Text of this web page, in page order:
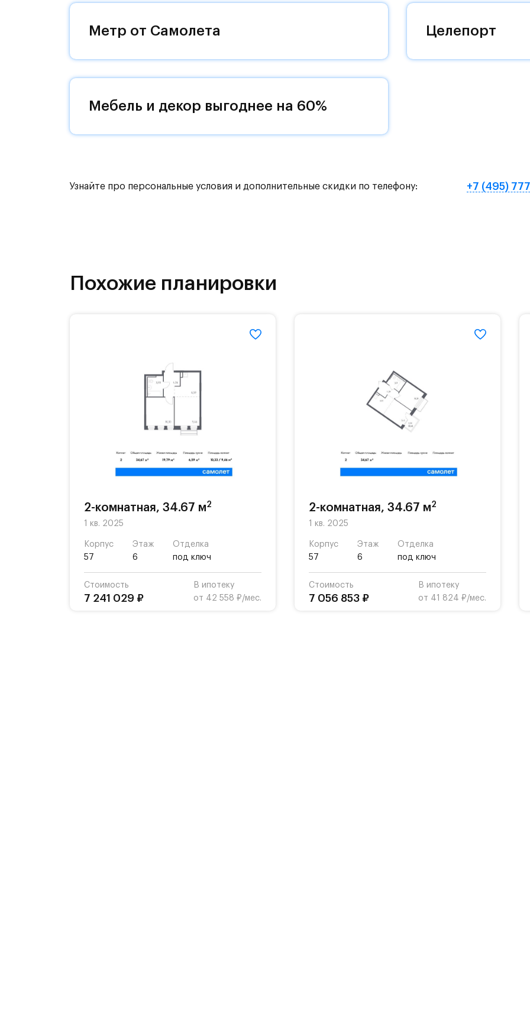
Уютная малоэтажная застройка, евроквартиры с чистовой отделкой, закрытый двор
возвращаться.
Поблизости расположено новое наземное метро МЦД «Одинцово».
До МКАД можно добраться за 15 минут на «Северный обход Одинцово».
детей есть возможность посещения частной гимназии «Жуковка».
Территория квартала приватная, въезд осуществляется по пропускам.#yan19-
Метр от Самолета Целепорт
Мебель и декор выгоднее на 60%
Узнайте про персональные условия и дополнительные скидки по телефону: +7 (495)
Похожие планировки
2-комнатная, 34.67 м2
1 кв. 2025
Корпус
57
Этаж
6
Отделка
под ключ
Стоимость
7 241 029 ₽
В ипотеку
от 42 558 ₽/мес.
2-комнатная, 34.67 м2
1 кв. 2025
Корпус
57
Этаж
6
Отделка
под ключ
Стоимость
7 056 853 ₽
В ипотеку
от 41 824 ₽/мес.